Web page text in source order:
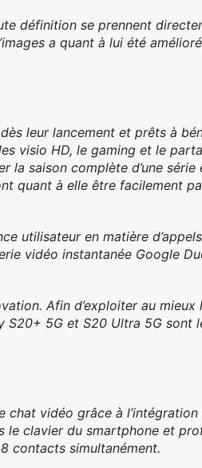
définition se prennent
a quant à lui été
leur lancement et prêts à
visio HD, le gaming et le
saison complète d’une
quant à elle être facilement
utilisateur en matière
vidéo instantanée Google
Afin d’exploiter au
S20+ 5G et S20 Ultra 5G sont
chat vidéo grâce à
clavier du smartphone et
contacts simultanément.